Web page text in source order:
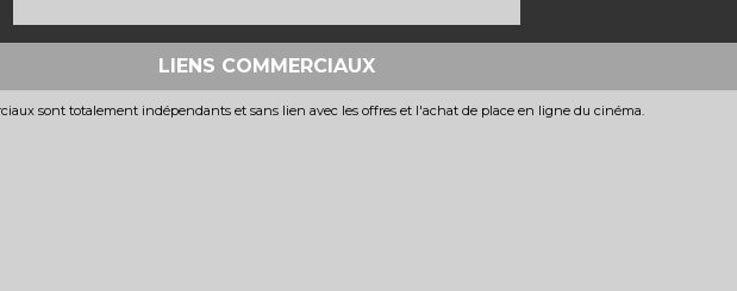
LIENS COMMERCIAUX
sont totalement indépendants et sans lien avec les offres et l'achat de place en ligne du cinéma.